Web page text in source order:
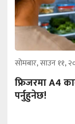
सोमबार, साउन ११,
फ्रिजरमा A4
पर्नुहुनेछ!